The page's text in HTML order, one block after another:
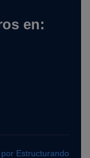
en:
Estructurando